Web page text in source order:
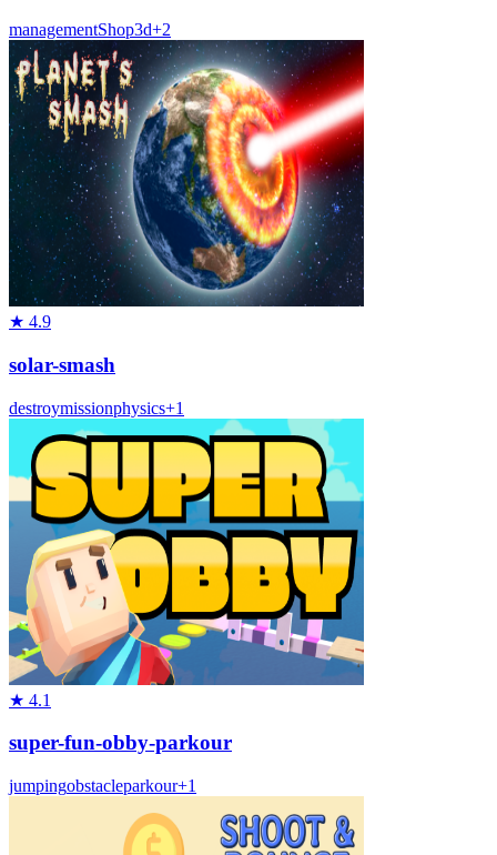
managementShop3d+2
★ 4.9
solar-smash
destroymissionphysics+1
★ 4.1
super-fun-obby-parkour
jumpingobstacleparkour+1